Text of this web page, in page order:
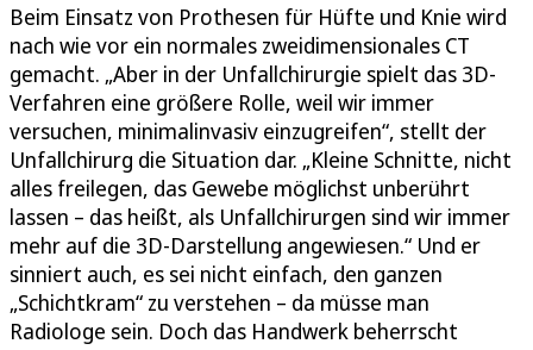
Beim Einsatz von Prothesen für Hüfte und Knie wird
nach wie vor ein normales zweidimensionales CT
gemacht. „Aber in der Unfallchirurgie spielt das 3D-
Verfahren eine größere Rolle, weil wir immer
versuchen, minimalinvasiv einzugreifen“, stellt der
Unfallchirurg die Situation dar. „Kleine Schnitte, nicht
alles freilegen, das Gewebe möglichst unberührt
lassen – das heißt, als Unfallchirurgen sind wir immer
mehr auf die 3D-Darstellung angewiesen.“ Und er
sinniert auch, es sei nicht einfach, den ganzen
„Schichtkram“ zu verstehen – da müsse man
Radiologe sein. Doch das Handwerk beherrscht